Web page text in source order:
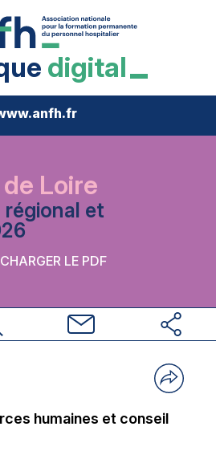
digital
Nous contacter Réseaux
Loire
régional et
LE PDF
humaines et conseil